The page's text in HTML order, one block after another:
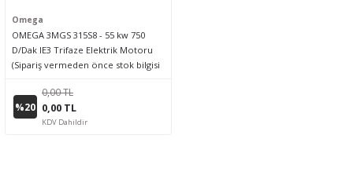
Omega
OMEGA 3MGS 315S8 - 55 kw 750
D/Dak IE3 Trifaze Elektrik Motoru
(Sipariş vermeden önce stok bilgisi
%20
0,00 TL
0,00 TL
KDV Dahildir